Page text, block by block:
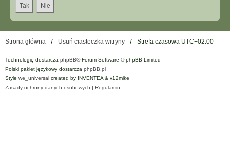
Strona główna Usuń ciasteczka witryny Strefa czasowa UTC+02:00
Technologię dostarcza phpBB® Forum Software © phpBB Limited
Polski pakiet językowy dostarcza phpBB.pl
Style we_universal created by INVENTEA & v12mike
Zasady ochrony danych osobowych | Regulamin